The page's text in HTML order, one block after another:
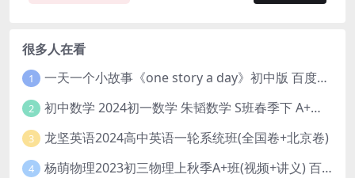
很多人在看
1 一天一个小故事《one story a day》初中版 百度网盘分享下载
2 初中数学 2024初一数学 朱韬数学 S班春季下 A+班春季下 百度云网盘
3 龙坚英语2024高中英语一轮系统班(全国卷+北京卷)
4 杨萌物理2023初三物理上秋季A+班(视频+讲义) 百度网盘分享